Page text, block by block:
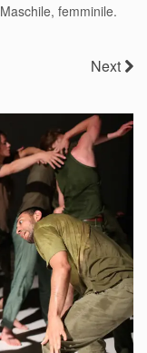
Maschile, femminile.
Next